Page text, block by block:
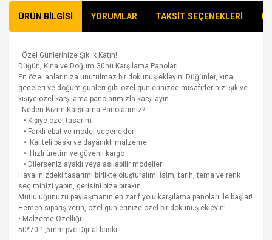
ÜRÜN BİLGİSİ YORUMLAR TAKSİT SEÇENEKLERİ
Özel Günlerinize Şıklık Katın!
Düğün, Kına ve Doğum Günü Karşılama Panoları
En özel anlarınıza unutulmaz bir dokunuş ekleyin! Düğünler, kına
geceleri ve doğum günleri gibi özel günlerinizde misafirlerinizi şık ve
kişiye özel karşılama panolarımızla karşılayın.
Neden Bizim Karşılama Panolarımız?
• Kişiye özel tasarım
• Farklı ebat ve model seçenekleri
• Kaliteli baskı ve dayanıklı malzeme
• Hızlı üretim ve güvenli kargo
• Dilerseniz ayaklı veya asılabilir modeller
Hayalinizdeki tasarımı birlikte oluşturalım! İsim, tarih, tema ve renk
seçiminizi yapın, gerisini bize bırakın.
Mutluluğunuzu paylaşmanın en zarif yolu karşılama panoları ile başlar!
Hemen sipariş verin, özel günlerinize özel bir dokunuş ekleyin!
• Malzeme Özelliği
50*70 1,5mm pvc Dijital baskı